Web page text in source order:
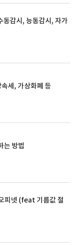
동감시, 능동감시, 자가
세, 가상화폐 등
는 방법
피넷 (feat 기름값 절